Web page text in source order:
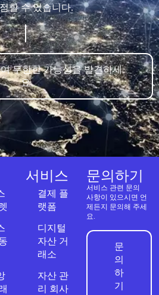
할 수 있습니다.
무한한 가능성을 발견하세
요
서비스
결제 플
랫폼
디지털
자산 거
래소
자산 관
리 회사
문의하기
서비스 관련 문의
사항이 있으시면 언
제든지 문의해 주세
요.
문
의
하
기